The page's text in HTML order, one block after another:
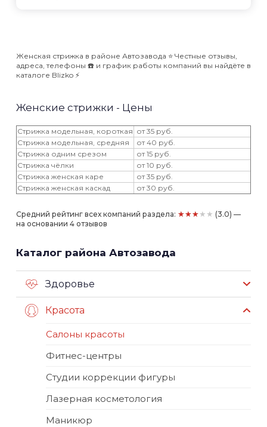
Женская стрижка в районе Автозавода ⭐️ Честные отзывы,
адреса, телефоны ☎️ и график работы компаний вы найдёте в
каталоге Blizko ⚡️
Женские стрижки - Цены
Стрижка модельная, короткая от 35 руб.
Стрижка модельная, средняя
от 40 руб.
Стрижка одним срезом
от 15 руб.
Стрижка чёлки
от 10 руб.
Стрижка женская каре
от 35 руб.
Стрижка женская каскад
от 30 руб.
Средний рейтинг всех компаний раздела: ★★★★★ (3.0) —
на основании 4 отзывов
Каталог района Автозавода
Здоровье
Красота
Салоны красоты
Фитнес-центры
Студии коррекции фигуры
Лазерная косметология
Маникюр